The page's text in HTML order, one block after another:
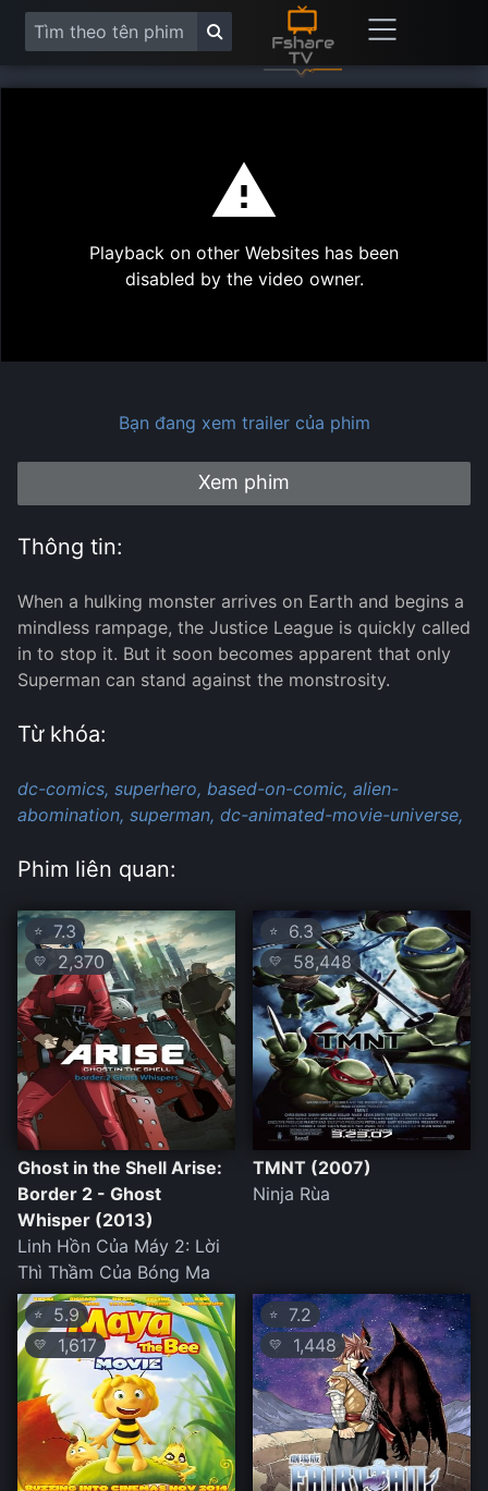
Play
Playback on other Websites has been
disabled by the video owner.
Bạn đang xem trailer của phim
Xem phim
Thông tin:
When a hulking monster arrives on Earth and begins a
mindless rampage, the Justice League is quickly called
in to stop it. But it soon becomes apparent that only
Superman can stand against the monstrosity.
Từ khóa:
dc-comics, superhero, based-on-comic, alien-
abomination, superman, dc-animated-movie-universe,
Phim liên quan:
⭐ 7.3
💛 2,370
Ghost in the Shell Arise:
Border 2 - Ghost
Whisper (2013)
Linh Hồn Của Máy 2: Lời
Thì Thầm Của Bóng Ma
⭐ 6.3
💛 58,448
TMNT (2007)
Ninja Rùa
⭐ 5.9
💛 1,617
⭐ 7.2
💛 1,448